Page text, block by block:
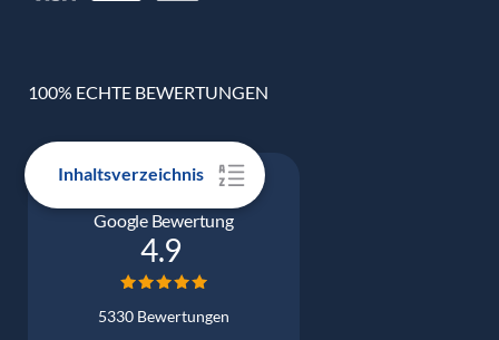
Inhaltsverzeichnis
100% ECHTE BEWERTUNGEN
Google Bewertung
4.9
5330 Bewertungen